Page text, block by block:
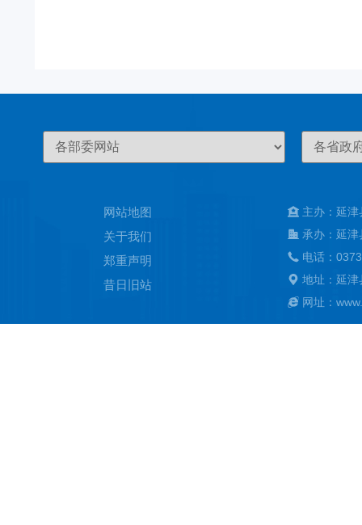
网站地图
关于我们
郑重声明
昔日旧站
主办：延
承办：延
电话：
地址：延
网址：